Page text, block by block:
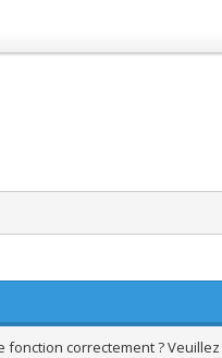
fonction correctement ?